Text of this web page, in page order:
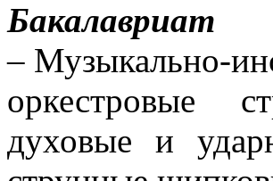
Бакалавриат
– Музыкально-
оркестровые
духовые и